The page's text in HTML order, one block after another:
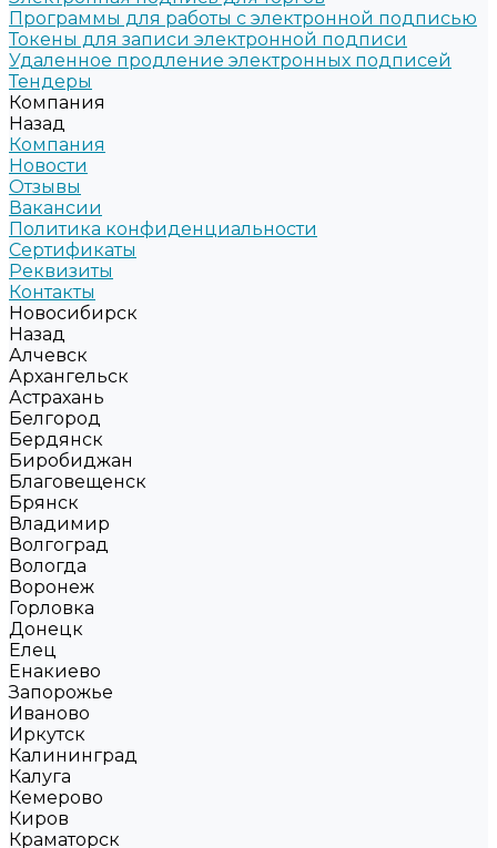
Программы для работы с электронной подписью
Токены для записи электронной подписи
Удаленное продление электронных подписей
Тендеры
Компания
Назад
Компания
Новости
Отзывы
Вакансии
Политика конфиденциальности
Сертификаты
Реквизиты
Контакты
Новосибирск
Назад
Алчевск
Архангельск
Астрахань
Белгород
Бердянск
Биробиджан
Благовещенск
Брянск
Владимир
Волгоград
Вологда
Воронеж
Горловка
Донецк
Елец
Енакиево
Запорожье
Иваново
Иркутск
Калининград
Калуга
Кемерово
Киров
Краматорск